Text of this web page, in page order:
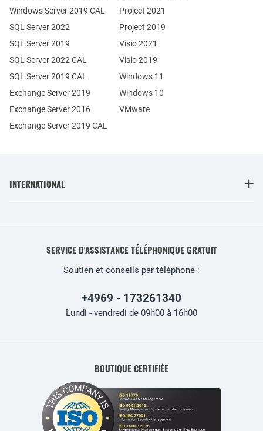
Exchange Server 2019
Exchange Server 2016
SQL Server 2022
SQL Server 2019
Windows Server 2019 CAL
SQL Server 2022 CAL
SQL Server 2019 CAL
Exchange Server 2019 CAL
Project 2021
Project 2019
Visio 2021
Visio 2019
Windows 11
Windows 10
VMware
INTERNATIONAL
SERVICE D'ASSISTANCE TÉLÉPHONIQUE GRATUIT
Soutien et conseils par téléphone :
+4969 - 173261340
Lundi - vendredi de 09h00 à 16h00
BOUTIQUE CERTIFIÉE